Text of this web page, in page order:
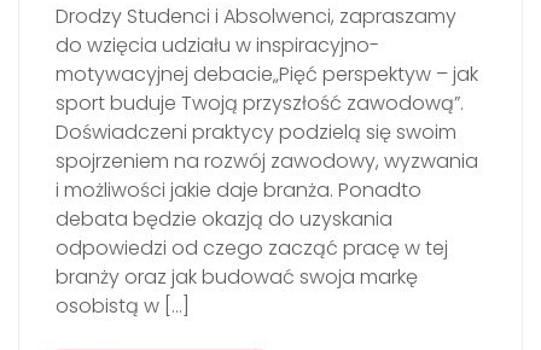
Drodzy Studenci i Absolwenci, zapraszamy
do wzięcia udziału w inspiracyjno-
motywacyjnej debacie„Pięć perspektyw – jak
sport buduje Twoją przyszłość zawodową”.
Doświadczeni praktycy podzielą się swoim
spojrzeniem na rozwój zawodowy, wyzwania
i możliwości jakie daje branża. Ponadto
debata będzie okazją do uzyskania
odpowiedzi od czego zacząć pracę w tej
branży oraz jak budować swoja markę
osobistą w […]